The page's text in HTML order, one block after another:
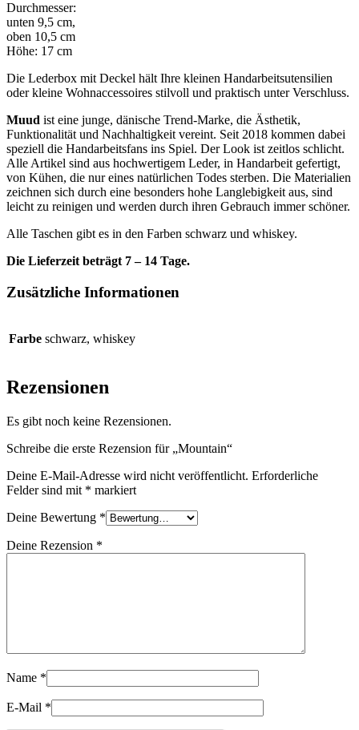
Durchmesser:
unten 9,5 cm,
oben 10,5 cm
Höhe: 17 cm
Die Lederbox mit Deckel hält Ihre kleinen Handarbeitsutensilien
oder kleine Wohnaccessoires stilvoll und praktisch unter Verschluss.
Muud ist eine junge, dänische Trend-Marke, die Ästhetik,
Funktionalität und Nachhaltigkeit vereint. Seit 2018 kommen dabei
speziell die Handarbeitsfans ins Spiel. Der Look ist zeitlos schlicht.
Alle Artikel sind aus hochwertigem Leder, in Handarbeit gefertigt,
von Kühen, die nur eines natürlichen Todes sterben. Die Materialien
zeichnen sich durch eine besonders hohe Langlebigkeit aus, sind
leicht zu reinigen und werden durch ihren Gebrauch immer schöner.
Alle Taschen gibt es in den Farben schwarz und whiskey.
Die Lieferzeit beträgt 7 – 14 Tage.
Zusätzliche Informationen
Farbe schwarz, whiskey
Rezensionen
Es gibt noch keine Rezensionen.
Schreibe die erste Rezension für „Mountain“
Deine E-Mail-Adresse wird nicht veröffentlicht. Erforderliche
Felder sind mit * markiert
Deine Bewertung *
Deine Rezension *
Name *
E-Mail *